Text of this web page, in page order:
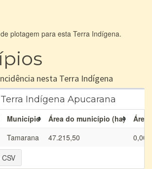
plotagem para esta Terra Indígena.
nesta Terra Indígena
Indígena Apucarana
Município Área do município (ha)
Área
Tamarana 47.215,50 0,00